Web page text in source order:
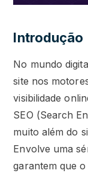
Introdução
No mundo
site nos
visibilidade
SEO (Search
muito além do
Envolve uma
garantem que